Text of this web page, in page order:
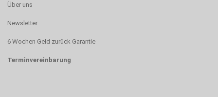
Über uns
Newsletter
6 Wochen Geld zurück Garantie
Terminvereinbarung